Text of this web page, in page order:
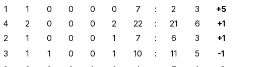
1 1 0 0 0 0 7 : 2 3
+5
4 2 0 0 0 2 22 : 21 6
+1
2 1 0 0 0 1 7 : 6 3
+1
3 1 1 0 0 1 10 : 11 5
-1